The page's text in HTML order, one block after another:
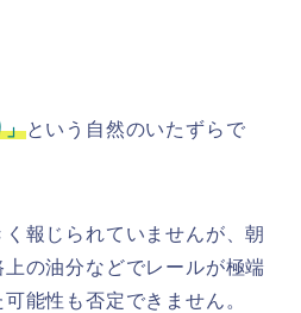
」という自然のいたずらで
報じられていませんが、朝
の油分などでレールが極端
能性も否定できません。